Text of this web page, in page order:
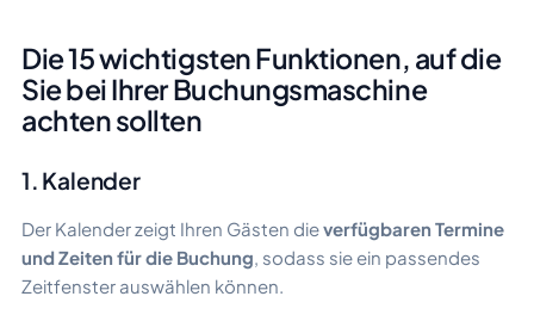
Die 15 wichtigsten Funktionen, auf die
Sie bei Ihrer Buchungsmaschine
achten sollten
1. Kalender
Der Kalender zeigt Ihren Gästen dieverfügbaren Termine
und Zeiten für die Buchung , sodass sie ein passendes
Zeitfenster auswählen können.